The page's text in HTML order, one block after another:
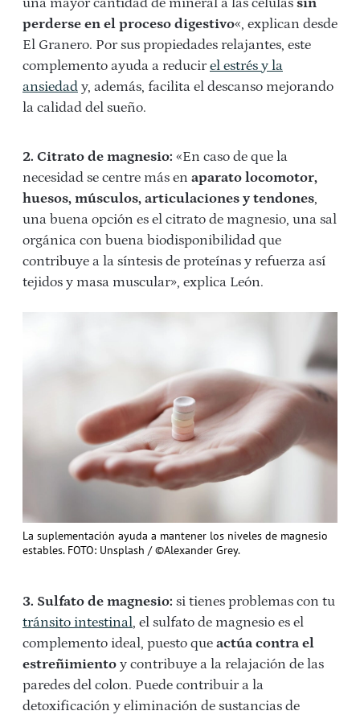
una mayor cantidad de mineral a las células sin
perderse en el proceso digestivo«, explican desde
El Granero. Por sus propiedades relajantes, este
complemento ayuda a reducirel estrés y la
ansiedad y, además, facilita el descanso mejorando
la calidad del sueño.
2. Citrato de magnesio: «En caso de que la
necesidad se centre más en aparato locomotor,
huesos, músculos, articulaciones y tendones,
una buena opción es el citrato de magnesio, una sal
orgánica con buena biodisponibilidad que
contribuye a la síntesis de proteínas y refuerza así
tejidos y masa muscular», explica León.
La suplementación ayuda a mantener los niveles de magnesio
estables. FOTO: Unsplash / ©Alexander Grey.
3. Sulfato de magnesio: si tienes problemas con tu
tránsito intestinal, el sulfato de magnesio es el
complemento ideal, puesto que actúa contra el
estreñimiento y contribuye a la relajación de las
paredes del colon. Puede contribuir a la
detoxificación y eliminación de sustancias de